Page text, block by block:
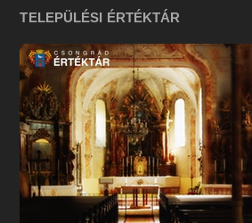
TELEPÜLÉSI ÉRTÉKTÁR